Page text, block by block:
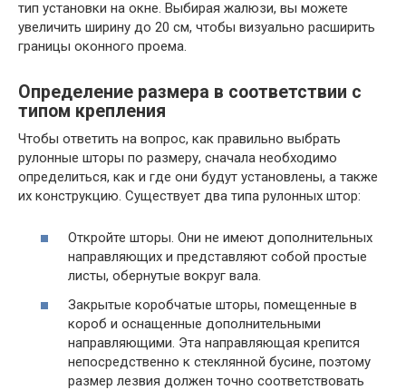
тип установки на окне. Выбирая жалюзи, вы можете
увеличить ширину до 20 см, чтобы визуально расширить
границы оконного проема.
Определение размера в соответствии с
типом крепления
Чтобы ответить на вопрос, как правильно выбрать
рулонные шторы по размеру, сначала необходимо
определиться, как и где они будут установлены, а также
их конструкцию. Существует два типа рулонных штор:
Откройте шторы. Они не имеют дополнительных
направляющих и представляют собой простые
листы, обернутые вокруг вала.
Закрытые коробчатые шторы, помещенные в
короб и оснащенные дополнительными
направляющими. Эта направляющая крепится
непосредственно к стеклянной бусине, поэтому
размер лезвия должен точно соответствовать